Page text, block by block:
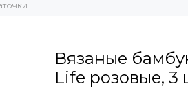
Вязаные
Life розовые, 3